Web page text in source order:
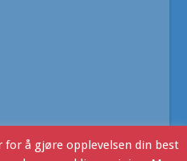
å gjøre opplevelsen din best